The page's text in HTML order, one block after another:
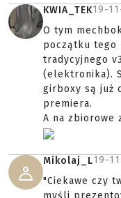
KWIA_TEK19-
O tym
początku tego
tradycyjnego
(elektronika).
girboxy są już
premiera.
A na zbiorowe
Mikolaj_L19-
"Ciekawe czy